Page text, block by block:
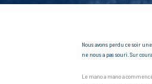
Nous avons perdu ce soir
ne nous a pas souri. Sur
Le mano a mano a